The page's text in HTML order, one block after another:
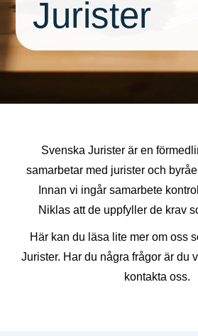
Jurister
Svenska Jurister är en
samarbetar med jurister och
Innan vi ingår samarbete
Niklas att de uppfyller de krav
Här kan du läsa lite mer om oss
Jurister. Har du några frågor är du
kontakta oss.